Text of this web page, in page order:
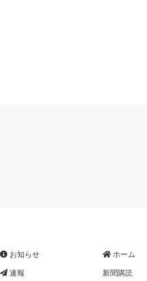
お知らせ
速報
ホーム
新聞購読